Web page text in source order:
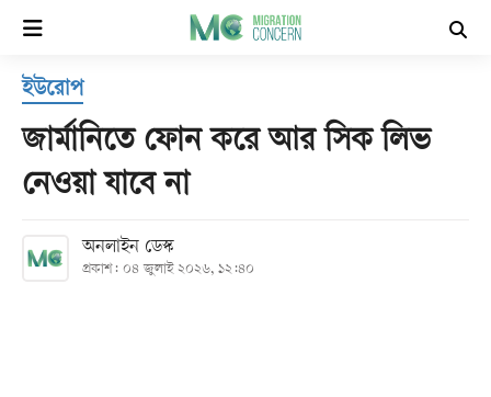
হোম
সর্বশেষ
বিভাগ
ইউরোপ
জার্মানিতে ফোন করে আর সিক লিভ
নেওয়া যাবে না
অনলাইন ডেস্ক
প্রকাশ: ০৪ জুলাই ২০২৬, ১২:৪০